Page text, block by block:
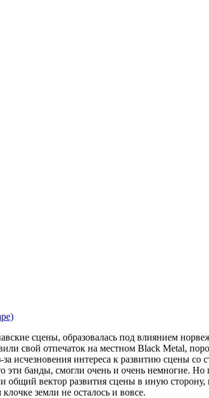
сцены, образовалась под влиянием
свой отпечаток на местном Black Metal,
исчезновения интереса к развитию сцены
эти банды, смогли очень и очень немногие.
вектор развития сцены в иную
земли не осталось и вовсе.